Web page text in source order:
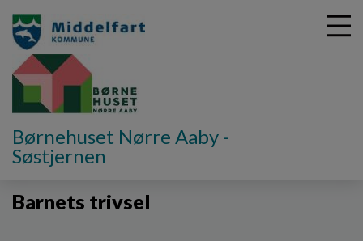
Børnehuset Nørre Aaby -
Søstjernen
Om Børnehuset Nørre Aaby Barnets trivsel
Barnets trivsel